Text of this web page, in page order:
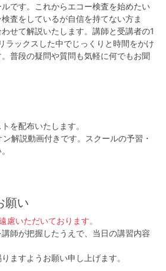
です。これからエコー検査を始めたい
査をしているが自信を持てない方ま
せて解説いたします。講師と受講者の1
ラックスした中でじっくりと時間をかけ
普段の疑問や質問も気軽に何でもお聞
を配布いたします。
解説動画付きです。スクールの予習・
願い
慮いただいております。
師が把握したうえで、当日の講習内容
ますようお願い申し上げます。